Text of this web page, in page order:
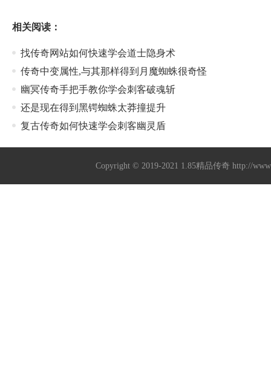
相关阅读：
找传奇网站如何快速学会道士隐身术
传奇中变属性,与其那样得到月魔蜘蛛很奇怪
幽冥传奇手把手教你学会刺客破魂斩
还是现在得到黑锷蜘蛛太莽撞提升
复古传奇如何快速学会刺客幽灵盾
Copyright © 2019-2021 1.85精品传奇 http://